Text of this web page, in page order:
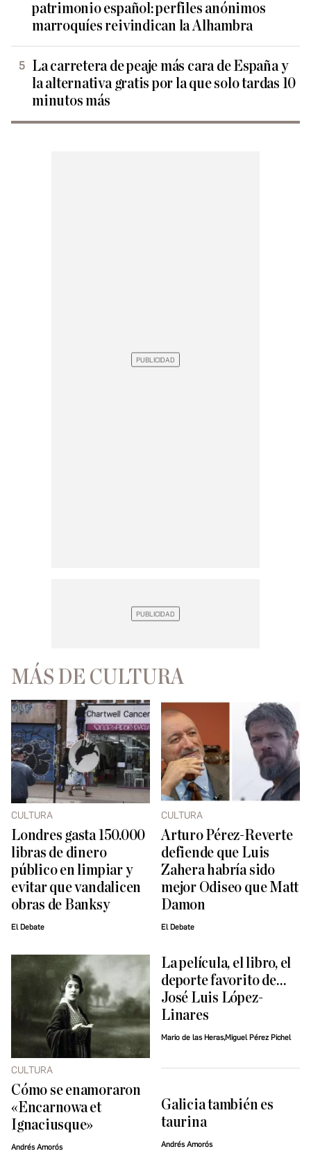
patrimonio español: perfiles anónimos
marroquíes reivindican la Alhambra
La carretera de peaje más cara de España y
la alternativa gratis por la que solo tardas 10
minutos más
MÁS DE CULTURA
CULTURA
Londres gasta 150.000
libras de dinero
público en limpiar y
evitar que vandalicen
obras de Banksy
El Debate
CULTURA
Arturo Pérez-Reverte
defiende que Luis
Zahera habría sido
mejor Odiseo que Matt
Damon
El Debate
CULTURA
Cómo se enamoraron
«Encarnowa et
Ignaciusque»
Andrés Amorós
La película, el libro, el
deporte favorito de…
José Luis López-
Linares
Mario de las Heras,Miguel Pérez Pichel
Galicia también es
taurina
Andrés Amorós